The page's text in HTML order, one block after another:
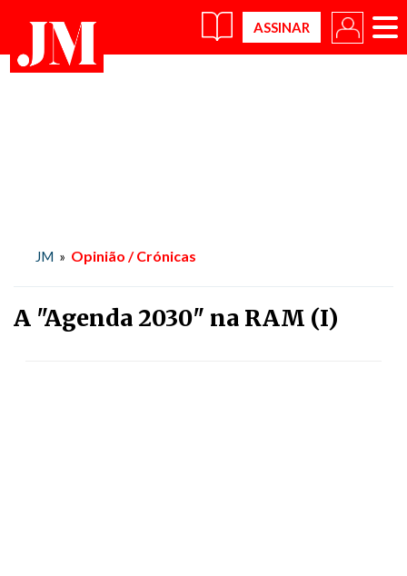
×
JM » Opinião / Crónicas
A "Agenda 2030" na RAM (I)